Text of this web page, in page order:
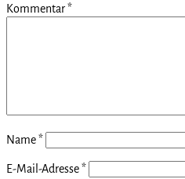
Kommentar*
Name*
E-Mail-Adresse*